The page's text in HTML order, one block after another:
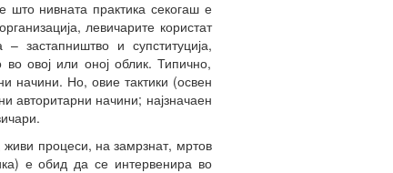
што нивната практика секогаш е
левичарите користат
застапништво и супституција,
овој или оној облик. Типично,
начини. Но, овие тактики (освен
авторитарни начини; најзначаен
процеси, на замрзнат, мртов
е обид да се интервенира во